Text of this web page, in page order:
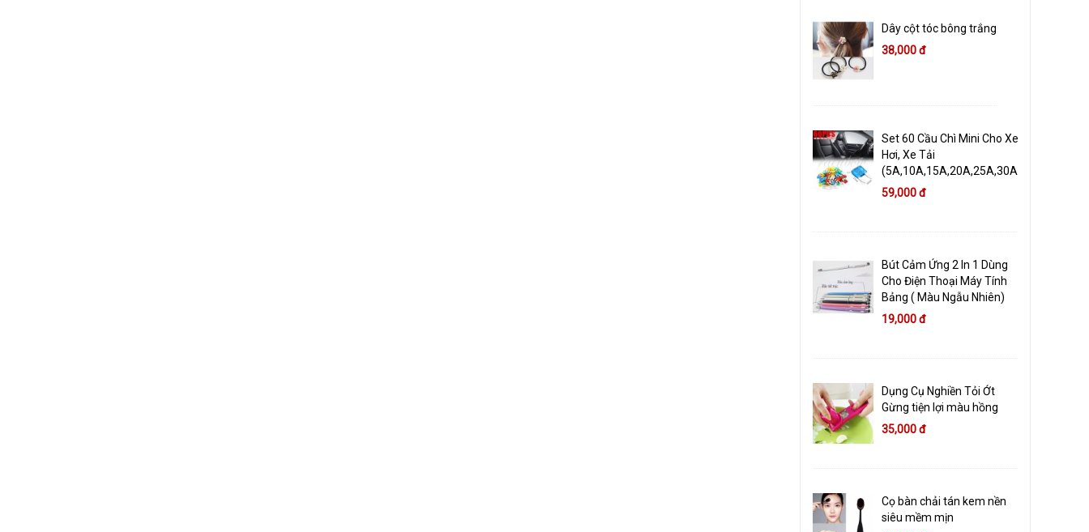
Dây cột tóc bông trắng
38,000 đ
Set 60 Cầu Chì Mini Cho Xe
Hơi, Xe Tải
(5A,10A,15A,20A,25A,30A)
59,000 đ
Bút Cảm Ứng 2 In 1 Dùng
Cho Điện Thoại Máy Tính
Bảng ( Màu Ngẫu Nhiên)
19,000 đ
Dụng Cụ Nghiền Tỏi Ớt
Gừng tiện lợi màu hồng
35,000 đ
Cọ bàn chải tán kem nền
siêu mềm mịn